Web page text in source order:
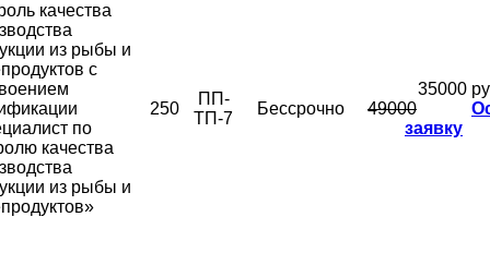
качества
из рыбы и
с
по
качества
из рыбы и
250
ПП-
ТП-7
Бессрочно
35000
49000
заявку